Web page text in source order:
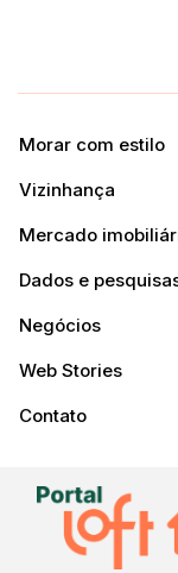
Morar com estilo
Vizinhança
Mercado
Dados e
Negócios
Web Stories
Contato